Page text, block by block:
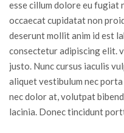
esse cillum dolore eu fugiat
occaecat cupidatat non
deserunt mollit anim id est
consectetur adipiscing elit.
justo. Nunc cursus iaculis
aliquet vestibulum nec
nec dolor at, volutpat
lacinia. Donec tincidunt